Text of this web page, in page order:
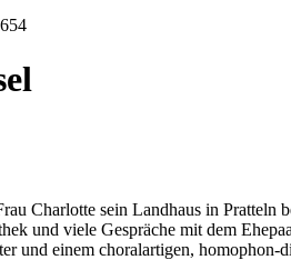
Charlotte sein Landhaus in
und viele Gespräche mit dem
und einem choralartigen, homophon-